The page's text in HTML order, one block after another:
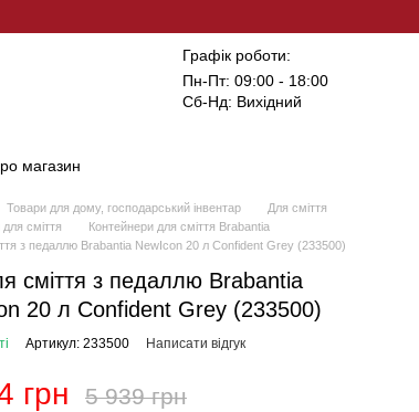
Графік роботи:
Пн-Пт: 09:00 - 18:00
Сб-Нд: Вихідний
магазин
Товари для дому, господарський інвентар
Для сміття
сміття
Контейнери для сміття Brabantia
з педаллю Brabantia NewIcon 20 л Confident Grey (233500)
сміття з педаллю Brabantia
20 л Confident Grey (233500)
Артикул: 233500 Написати відгук
грн 5 939 грн